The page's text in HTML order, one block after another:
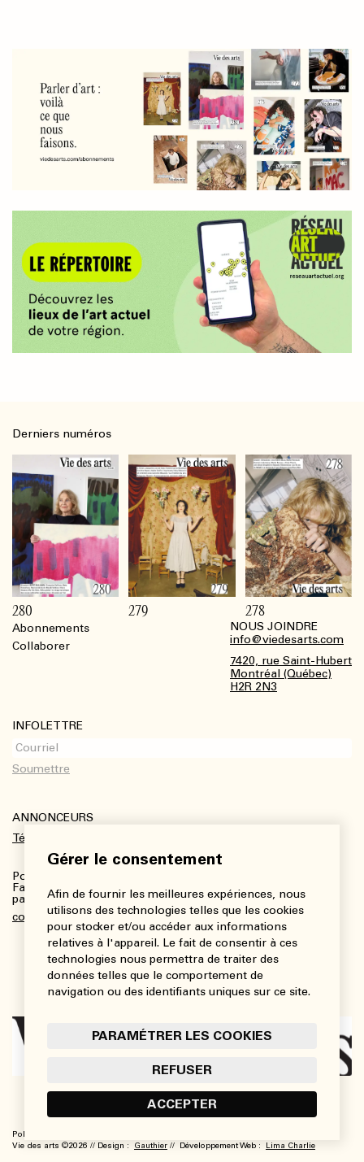
Gérer le consentement
Afin de fournir les meilleures expériences, nous
utilisons des technologies telles que les cookies
pour stocker et/ou accéder aux informations
relatives à l'appareil. Le fait de consentir à ces
technologies nous permettra de traiter des
données telles que le comportement de
navigation ou des identifiants uniques sur ce site.
PARAMÉTRER LES COOKIES
REFUSER
ACCEPTER
Abonnements
Collaborer
NOUS JOINDRE
info@viedesarts.com
7420, rue Saint-Hubert
Montréal (Québec)
H2R 2N3
INFOLETTRE
ANNONCEURS
Télécharger le kit média
Pour plus de renseignements :
Fanny Charbonneau, Responsable des communications,
partenariats et publicités
communications@viedesarts.com
Derniers numéros
280 279 278
Politique de confidentialité
Vie des arts ©2026 // Design : Gauthier // Développement Web : Lima Charlie